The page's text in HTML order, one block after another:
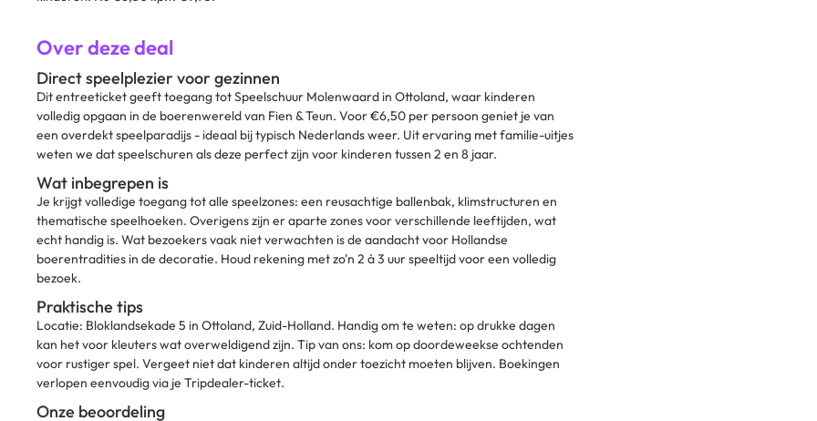
Over deze deal
Direct speelplezier voor gezinnen
Dit entreeticket geeft toegang tot Speelschuur Molenwaard in Ottoland, waar kinderen
volledig opgaan in de boerenwereld van Fien & Teun. Voor €6,50 per persoon geniet je van
een overdekt speelparadijs - ideaal bij typisch Nederlands weer. Uit ervaring met familie-uitjes
weten we dat speelschuren als deze perfect zijn voor kinderen tussen 2 en 8 jaar.
Wat inbegrepen is
Je krijgt volledige toegang tot alle speelzones: een reusachtige ballenbak, klimstructuren en
thematische speelhoeken. Overigens zijn er aparte zones voor verschillende leeftijden, wat
echt handig is. Wat bezoekers vaak niet verwachten is de aandacht voor Hollandse
boerentradities in de decoratie. Houd rekening met zo'n 2 à 3 uur speeltijd voor een volledig
bezoek.
Praktische tips
Locatie: Bloklandsekade 5 in Ottoland, Zuid-Holland. Handig om te weten: op drukke dagen
kan het voor kleuters wat overweldigend zijn. Tip van ons: kom op doordeweekse ochtenden
voor rustiger spel. Vergeet niet dat kinderen altijd onder toezicht moeten blijven. Boekingen
verlopen eenvoudig via je Tripdealer-ticket.
Onze beoordeling